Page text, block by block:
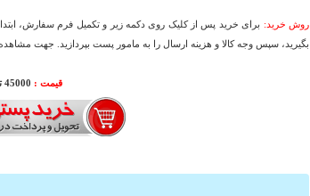
روش خرید: برای خرید پس از کلیک روی دکمه زیر و تکمیل فرم سفارش،
بگیرید، سپس وجه کالا و هزینه ارسال را به مامور پست بپردازید. جهت
قیمت : 45000 تومان